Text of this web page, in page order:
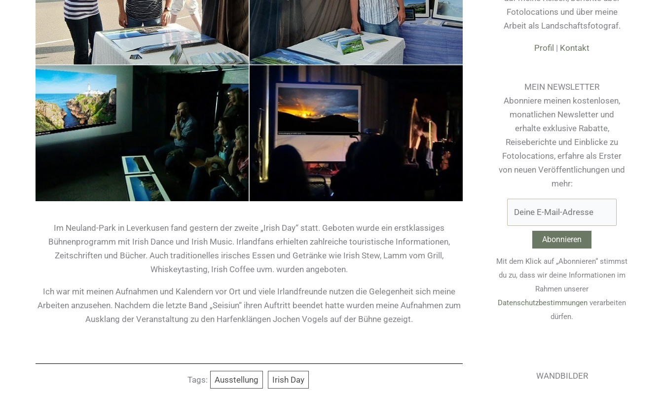
Im Neuland-Park in Leverkusen fand gestern der zweite „Irish Day“ statt. Geboten wurde ein erstklassiges
Bühnenprogramm mit Irish Dance und Irish Music. Irlandfans erhielten zahlreiche touristische Informationen,
Zeitschriften und Bücher. Auch traditionelles irisches Essen und Getränke wie Irish Stew, Lamm vom Grill,
Whiskeytasting, Irish Coffee uvm. wurden angeboten.
Ich war mit meinen Aufnahmen und Kalendern vor Ort und viele Irlandfreunde nutzen die Gelegenheit sich meine
Arbeiten anzusehen. Nachdem die letzte Band „Seisiun“ ihren Auftritt beendet hatte wurden meine Aufnahmen zum
Ausklang der Veranstaltung zu den Harfenklängen Jochen Vogels auf der Bühne gezeigt.
Tags: Ausstellung Irish Day
Fotolocations und über meine
Arbeit als Landschaftsfotograf.
Profil | Kontakt
MEIN NEWSLETTER
Abonniere meinen kostenlosen,
monatlichen Newsletter und
erhalte exklusive Rabatte,
Reiseberichte und Einblicke zu
Fotolocations, erfahre als Erster
von neuen Veröffentlichungen und
mehr:
Mit dem Klick auf „Abonnieren“ stimmst
du zu, dass wir deine Informationen im
Rahmen unserer
Datenschutzbestimmungen verarbeiten
dürfen.
WANDBILDER